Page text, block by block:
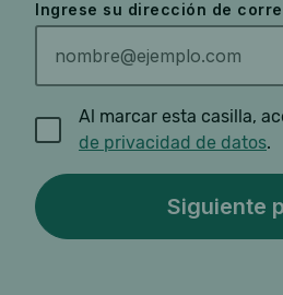
Ingrese su dirección de
Al marcar esta casilla,
de privacidad de datos.